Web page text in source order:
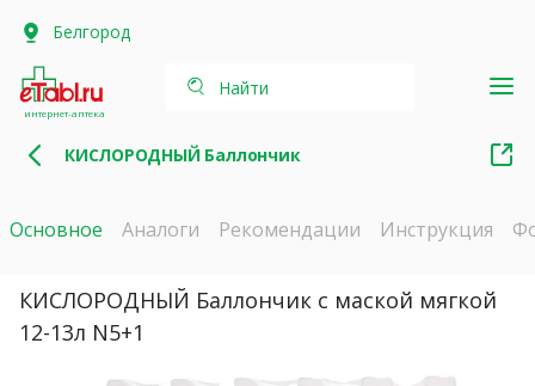
Белгород
интернет-аптека
Найти
КИСЛОРОДНЫЙ Баллончик
Основное Аналоги Рекомендации Инструкция
КИСЛОРОДНЫЙ Баллончик с маской мягкой
12-13л N5+1